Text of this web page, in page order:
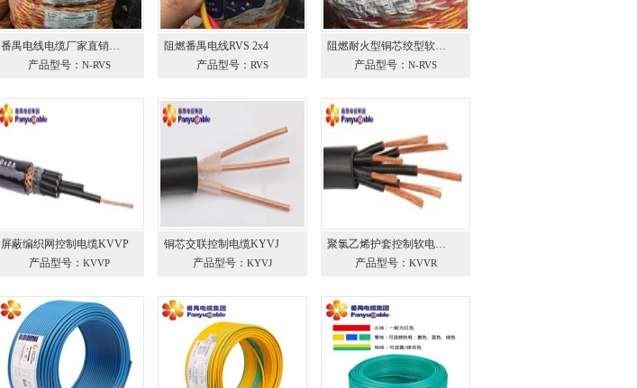
番禺电线电缆厂家直销…
产品型号： N-RVS
阻燃番禺电线RVS 2x4
产品型号： RVS
阻燃耐火型铜芯绞型软…
产品型号： N-RVS
屏蔽编织网控制电缆KVVP
产品型号： KVVP
铜芯交联控制电缆KYVJ
产品型号： KYVJ
聚氯乙烯护套控制软电…
产品型号： KVVR